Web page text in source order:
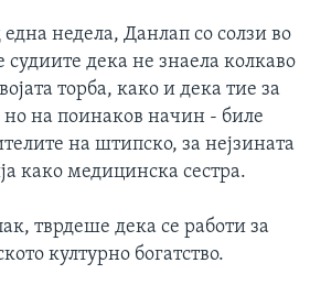
недела, Данлап со солзи во
судиите дека не знаела колкаво
торба, како и дека тие за
но на поинаков начин - биле
на штипско, за нејзината
како медицинска сестра.
тврдеше дека се работи за
културно богатство.